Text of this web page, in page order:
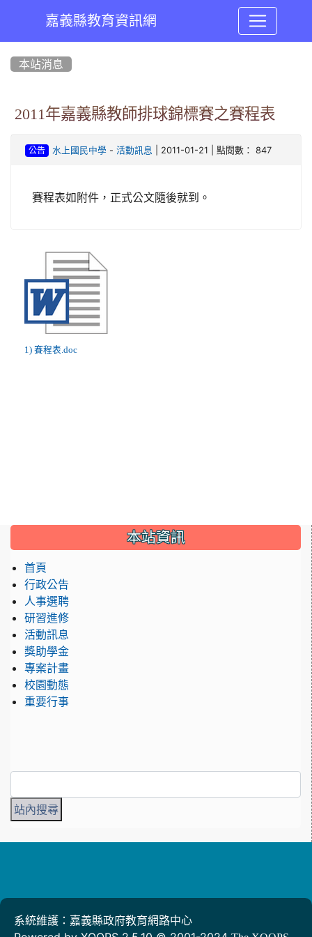
嘉義縣教育資訊網
本站消息
2011年嘉義縣教師排球錦標賽之賽程表
公告 水上國民中學- 活動訊息 | 2011-01-21 | 點閱數： 847
賽程表如附件，正式公文隨後就到。
1) 賽程表.doc
::: 本站資訊
首頁
行政公告
人事選聘
研習進修
活動訊息
獎助學金
專案計畫
校園動態
重要行事
系統維護：嘉義縣政府教育網路中心